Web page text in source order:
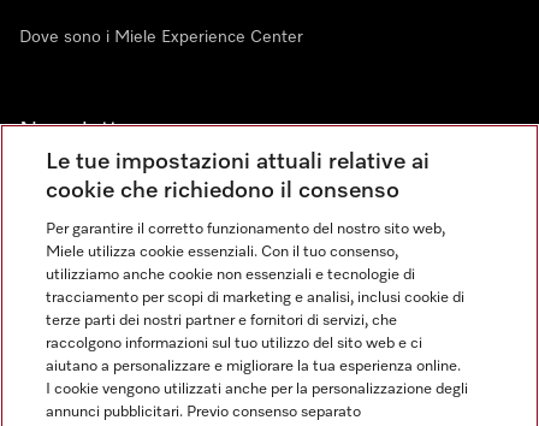
Dove sono i Miele Experience Center
Newsletter
Linguaggio
ITALIANO
Le tue impostazioni attuali relative ai
cookie che richiedono il consenso
Per garantire il corretto funzionamento del nostro sito web,
Miele utilizza cookie essenziali. Con il tuo consenso,
utilizziamo anche cookie non essenziali e tecnologie di
tracciamento per scopi di marketing e analisi, inclusi cookie di
terze parti dei nostri partner e fornitori di servizi, che
raccolgono informazioni sul tuo utilizzo del sito web e ci
aiutano a personalizzare e migliorare la tua esperienza online.
I cookie vengono utilizzati anche per la personalizzazione degli
annunci pubblicitari. Previo consenso separato